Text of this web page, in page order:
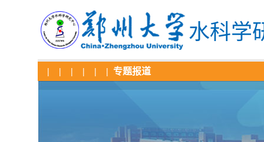
水科学
| | | | | | 专题报道